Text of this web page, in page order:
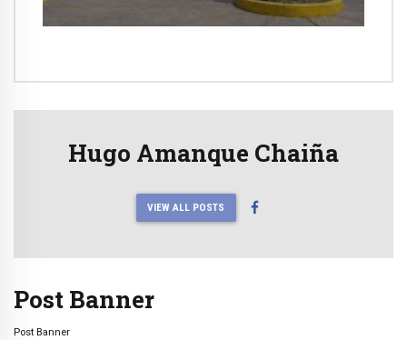
Hugo Amanque Chaiña
VIEW ALL POSTS
Post Banner
Post Banner